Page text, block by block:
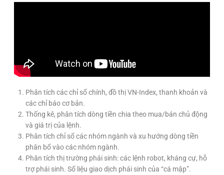
Phân tích các chỉ số chính, đồ thị VN-Index, thanh khoản và
các chỉ báo cơ bản.
Thống kê, phân tích dòng tiền chia theo mua/bán chủ động
và giá trị của lệnh.
Phân tích chỉ số các nhóm ngành và xu hướng dòng tiền
phân bổ vào các nhóm ngành.
Phân tích thị trường phái sinh: các lệnh robot, kháng cự, hỗ
trợ phái sinh. Số liệu giao dịch phái sinh của “cá mập”.